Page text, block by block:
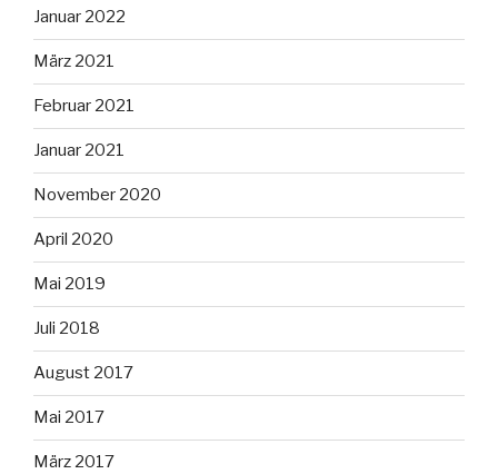
Januar 2022
März 2021
Februar 2021
Januar 2021
November 2020
April 2020
Mai 2019
Juli 2018
August 2017
Mai 2017
März 2017